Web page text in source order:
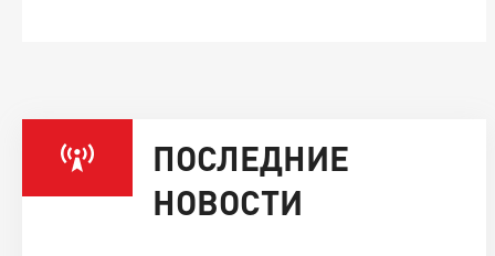
ПОСЛЕДНИЕ
НОВОСТИ